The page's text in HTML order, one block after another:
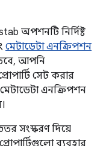
অপশনটি নির্দিষ্ট
মেটাডেটা এনক্রিপশন
তবে, আপনি
সেট করার
এনক্রিপশন
সংস্করণ দিয়ে
ব্যবহার